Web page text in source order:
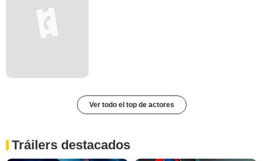
Ver todo el top de actores
Tráilers destacados